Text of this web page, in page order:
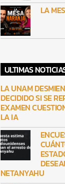
LA
ULTIMAS
LA UNAM
DECIDIDO SI SE
EXAMEN
LA IA
NETANYAHU